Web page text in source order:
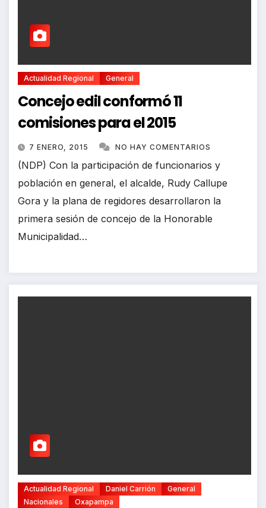
Actualidad Regional General
Concejo edil conformó 11
comisiones para el 2015
7 ENERO, 2015 NO HAY COMENTARIOS
(NDP) Con la participación de funcionarios y
población en general, el alcalde, Rudy Callupe
Gora y la plana de regidores desarrollaron la
primera sesión de concejo de la Honorable
Municipalidad…
Actualidad Regional Daniel Carrión
General
Nacionales
Oxapampa